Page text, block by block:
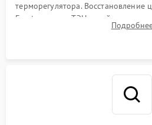
терморегулятора. Восстановление
Frost, включая ТЭН оттайки и
платы управления при